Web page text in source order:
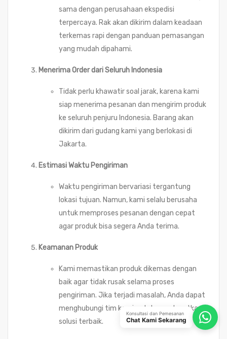
sama dengan perusahaan ekspedisi
terpercaya. Rak akan dikirim dalam keadaan
terkemas rapi dengan panduan pemasangan
yang mudah dipahami.
Menerima Order dari Seluruh Indonesia
Tidak perlu khawatir soal jarak, karena kami
siap menerima pesanan dan mengirim produk
ke seluruh penjuru Indonesia. Barang akan
dikirim dari gudang kami yang berlokasi di
Jakarta.
Estimasi Waktu Pengiriman
Waktu pengiriman bervariasi tergantung
lokasi tujuan. Namun, kami selalu berusaha
untuk memproses pesanan dengan cepat
agar produk bisa segera Anda terima.
Keamanan Produk
Kami memastikan produk dikemas dengan
baik agar tidak rusak selama proses
pengiriman. Jika terjadi masalah, Anda dapat
menghubungi tim kami untuk mendapatkan
solusi terbaik.
Konsultasi dan Pemesanan
Chat Kami Sekarang